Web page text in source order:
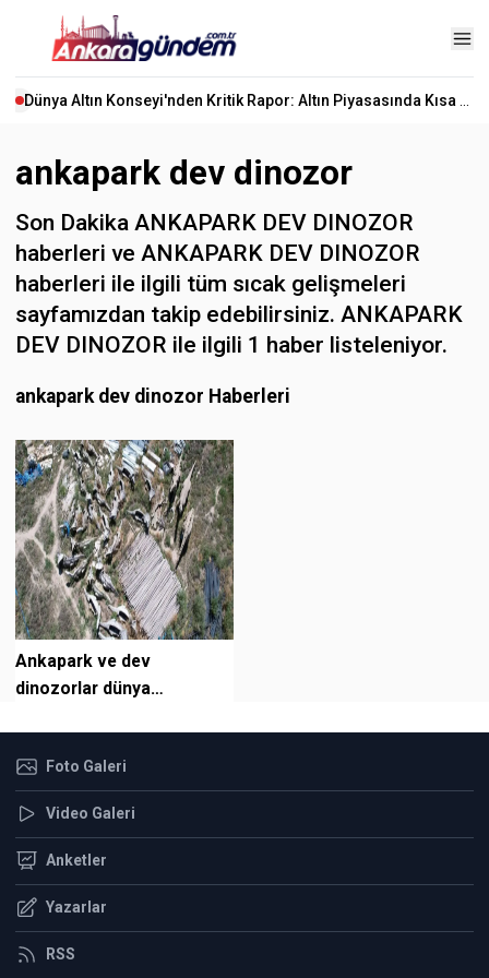
ankapark dev dinozor
Son Dakika ANKAPARK DEV DINOZOR
haberleri ve ANKAPARK DEV DINOZOR
haberleri ile ilgili tüm sıcak gelişmeleri
sayfamızdan takip edebilirsiniz. ANKAPARK
DEV DINOZOR ile ilgili 1 haber listeleniyor.
ankapark dev dinozor Haberleri
Ankapark ve dev
dinozorlar dünya
Foto Galeri
Video Galeri
Anketler
Yazarlar
RSS